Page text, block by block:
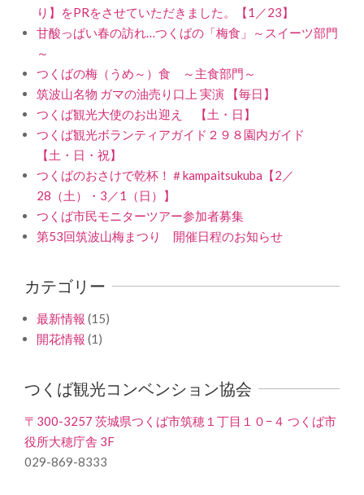
り】をPRをさせていただきました。【1／23】
甘酸っぱい春の訪れ…つくばの「梅食」～スイーツ部門
～
つくばの梅（うめ～）食 ～主食部門～
筑波山名物 ガマの油売り口上 実演 【毎日】
つくば観光大使のお出迎え 【土・日】
つくば観光ボランティアガイド２９８園内ガイド
【土・日・祝】
つくばのおさけで乾杯！＃kampaitsukuba【2／
28（土）・3／1（日）】
つくば市民モニターツアー参加者募集
第53回筑波山梅まつり 開催日程のお知らせ
カテゴリー
最新情報 (15)
開花情報 (1)
つくば観光コンベンション協会
〒300-3257 茨城県つくば市筑穂１丁目１０−４ つくば市
役所大穂庁舎 3F
029-869-8333